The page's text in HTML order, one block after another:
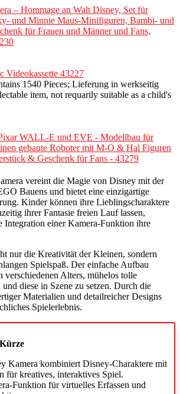
– Hommage an Walt Disney, Set für
und Minnie Maus-Minifiguren, Bambi- und
für Frauen und Männer und Fans,
Videokassette 43227
1540 Pieces; Lieferung in werkseitig
item, not requarily suitable as a child's
WALL-E und EVE - Modellbau für
gebaute Roboter mit M-O & Hal Figuren
& Geschenk für Fans - 43279
vereint die Magie von Disney mit der
Bauens und bietet eine einzigartige
Kinder können ihre Lieblingscharaktere
ihrer Fantasie freien Lauf lassen,
Integration einer Kamera-Funktion ihre
nur die Kreativität der Kleinen, sondern
Spielspaß. Der einfache Aufbau
verschiedenen Alters, mühelos tolle
diese in Szene zu setzen. Durch die
Materialien und detailreicher Designs
Spielerlebnis.
Kamera kombiniert Disney-Charaktere mit
für kreatives, interaktives Spiel.
Funktion für virtuelles Erfassen und